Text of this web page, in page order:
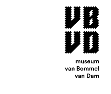
museum van